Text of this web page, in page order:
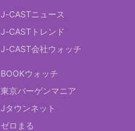
J-CASTニュース
J-CASTトレンド
J-CAST会社ウォッチ
BOOKウォッチ
東京バーゲンマニア
Jタウンネット
ゼロまる